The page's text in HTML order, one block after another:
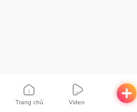
Trang chủ Video